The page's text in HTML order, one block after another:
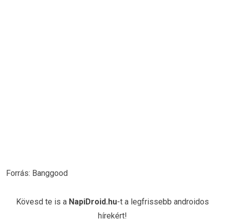
Forrás: Banggood
Kövesd te is a NapiDroid.hu-t a legfrissebb androidos
hírekért!